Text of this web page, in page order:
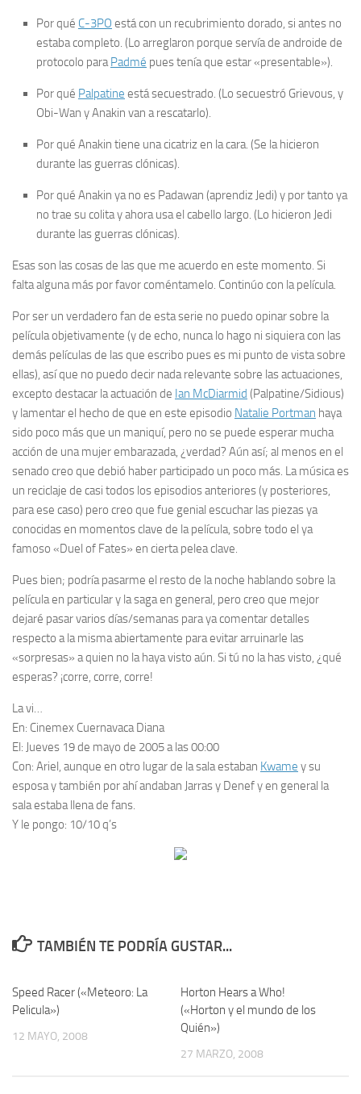
Por qué C-3PO está con un recubrimiento dorado, si antes no
estaba completo. (Lo arreglaron porque servía de androide de
protocolo paraPadmé pues tenía que estar «presentable»).
Por qué Palpatine está secuestrado. (Lo secuestró Grievous, y
Obi-Wan y Anakin van a rescatarlo).
Por qué Anakin tiene una cicatriz en la cara. (Se la hicieron
durante las guerras clónicas).
Por qué Anakin ya no es Padawan (aprendiz Jedi) y por tanto ya
no trae su colitay ahora usa el cabello largo. (Lo hicieron Jedi
durante las guerras clónicas).
Esas son las cosas de las que me acuerdo en este momento. Si
falta alguna más por favor coméntamelo. Continúo con la película.
Por ser un verdadero fan de esta serie no puedo opinar sobre la
película objetivamente (y de echo, nunca lo hago ni siquiera con las
demás películas de las que escribo pues es mi punto de vista sobre
ellas), así que no puedo decir nada relevante sobre las actuaciones,
excepto destacar la actuación de Ian McDiarmid (Palpatine/Sidious)
y lamentar el hecho de que en este episodio Natalie Portman haya
sido poco más que un maniquí, pero no se puede esperar mucha
acción de una mujer embarazada, ¿verdad? Aún así; al menos en el
senado creo que debió haber participado un poco más. La música es
un reciclaje de casi todos los episodios anteriores (y posteriores,
para ese caso) pero creo que fue genial escuchar las piezas ya
conocidas en momentos clave de la película, sobre todo el ya
famoso «Duel of Fates» en cierta pelea clave.
Pues bien; podría pasarme el resto de la noche hablando sobre la
película en particular y la saga en general, pero creo que mejor
dejaré pasar varios días/semanas para ya comentar detalles
respecto a la misma abiertamente para evitar arruinarle las
«sorpresas» a quien no la haya visto aún. Si tú no la has visto, ¿qué
esperas? ¡corre, corre, corre!
La vi…
En: Cinemex Cuernavaca Diana
El: Jueves 19 de mayo de 2005 a las 00:00
Con: Ariel, aunque en otro lugar de la sala estaban Kwame y su
esposa y también por ahí andaban Jarras y Denef y en general la
sala estaba llena de fans.
Y le pongo: 10/10 q’s
TAMBIÉN TE PODRÍA GUSTAR...
Speed Racer («Meteoro: La
Pelicula»)
12 MAYO, 2008
Horton Hears a Who!
(«Horton y el mundo de los
Quién»)
27 MARZO, 2008